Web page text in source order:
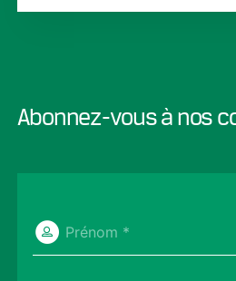
Abonnez-vous à nos
Prénom *